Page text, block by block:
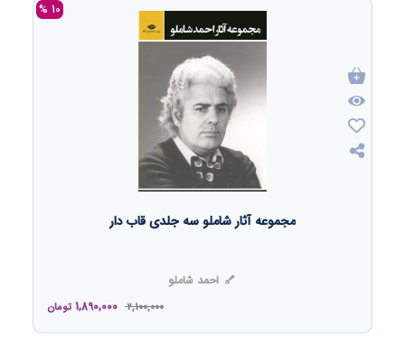
10 %
مجموعه آثار شاملو سه جلدی قاب دار
احمد شاملو
2,100,000
1,890,000 تومان